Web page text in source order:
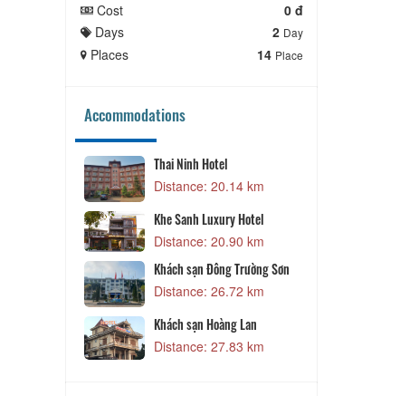
Cost
0 đ
Days
2 Day
Places 14 Place
Accommodations
Distance: 20.14 km
Khe Sanh Luxury Hotel
Distance: 20.90 km
Khách sạn Đông Trường Sơn
Distance: 26.72 km
Khách sạn Hoàng Lan
Distance: 27.83 km
Distance: 28.12 km
Khai Hoan Hotel
Distance: 28.55 km